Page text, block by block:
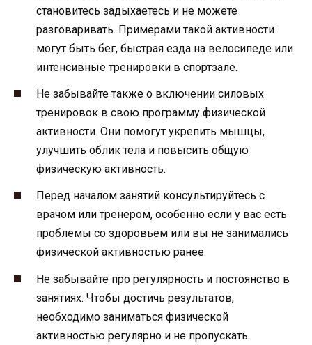
становитесь задыхаетесь и не можете
разговаривать. Примерами такой активности
могут быть бег, быстрая езда на велосипеде или
интенсивные тренировки в спортзале.
Не забывайте также о включении силовых
тренировок в свою программу физической
активности. Они помогут укрепить мышцы,
улучшить облик тела и повысить общую
физическую активность.
Перед началом занятий консультируйтесь с
врачом или тренером, особенно если у вас есть
проблемы со здоровьем или вы не занимались
физической активностью ранее.
Не забывайте про регулярность и постоянство в
занятиях. Чтобы достичь результатов,
необходимо заниматься физической
активностью регулярно и не пропускать